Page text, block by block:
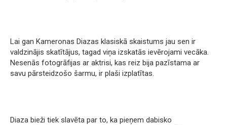
Lai gan Kameronas Diazas klasiskā skaistums jau sen ir
valdzinājis skatītājus, tagad viņa izskatās ievērojami vecāka.
Nesenās fotogrāfijas ar aktrisi, kas reiz bija pazīstama ar
savu pārsteidzošo šarmu, ir plaši izplatītas.
Diaza bieži tiek slavēta par to, ka pieņem dabisko